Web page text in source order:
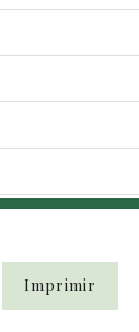
Imprimir